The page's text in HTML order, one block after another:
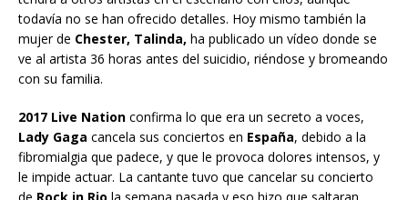
todavía no se han ofrecido detalles. Hoy mismo también la
mujer de Chester, Talinda, ha publicado un vídeo donde se
ve al artista 36 horas antes del suicidio, riéndose y bromeando
con su familia.
2017 Live Nation confirma lo que era un secreto a voces,
Lady Gaga cancela sus conciertos en España, debido a la
fibromialgia que padece, y que le provoca dolores intensos, y
le impide actuar. La cantante tuvo que cancelar su concierto